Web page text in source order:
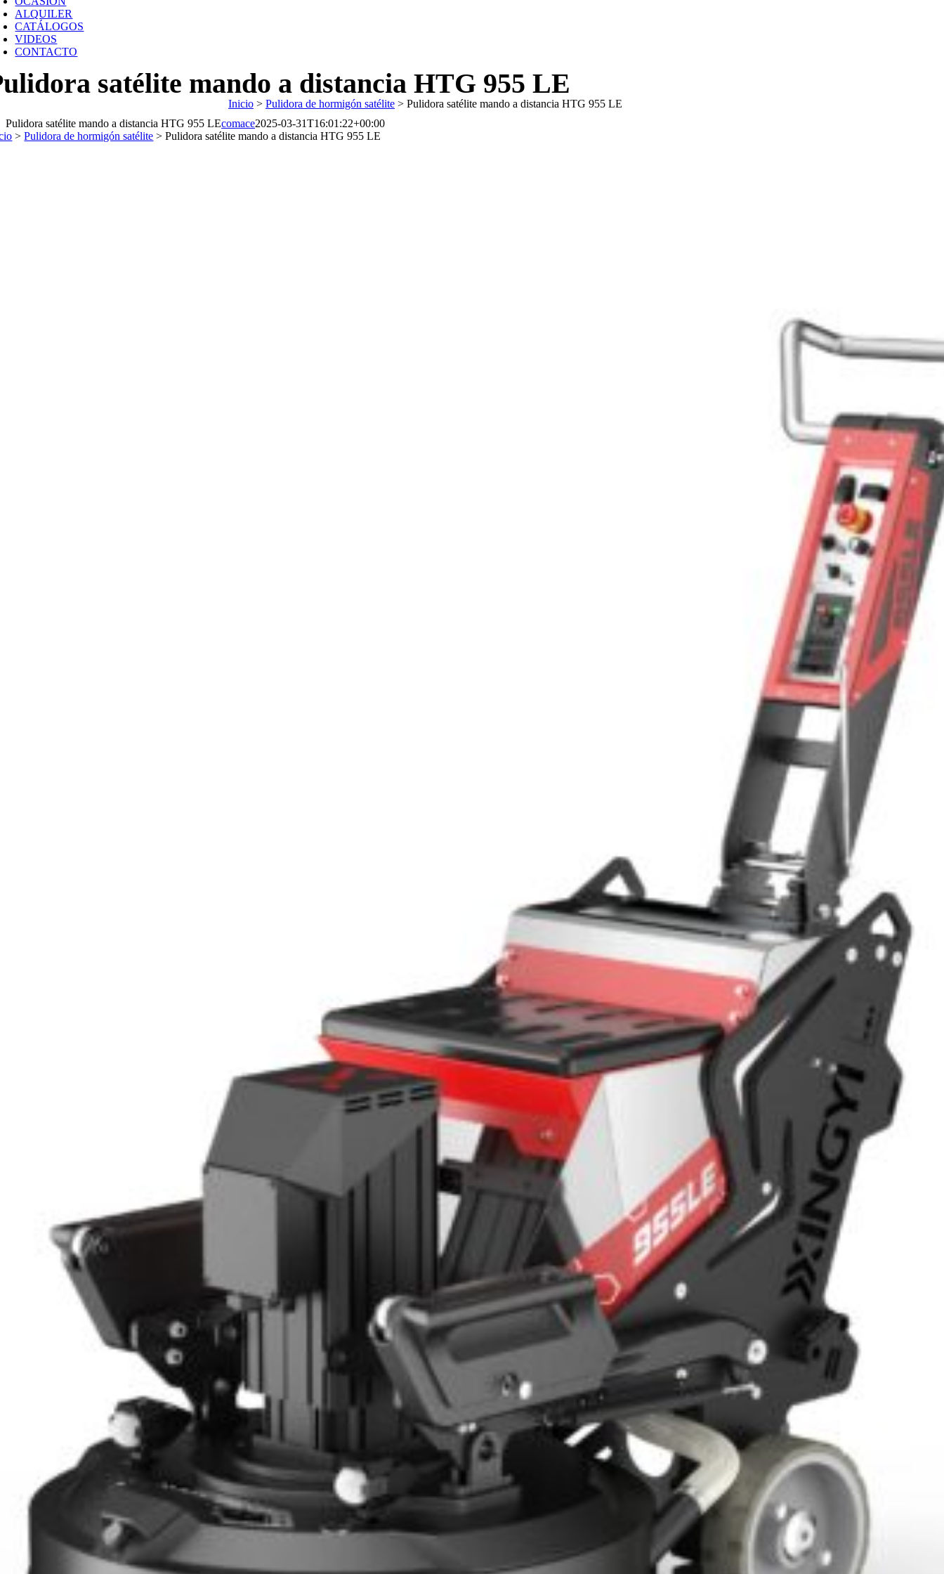
ALQUILER
CATÁLOGOS
VIDEOS
CONTACTO
satélite mando a distancia HTG 955 LE
Inicio> Pulidora de hormigón satélite> Pulidora satélite mando a distancia HTG 955 LE
Pulidora satélite mando a distancia HTG 955 LEcomace2025-03-31T16:01:22+00:00
>Pulidora de hormigón satélite >Pulidora satélite mando a distancia HTG 955 LE